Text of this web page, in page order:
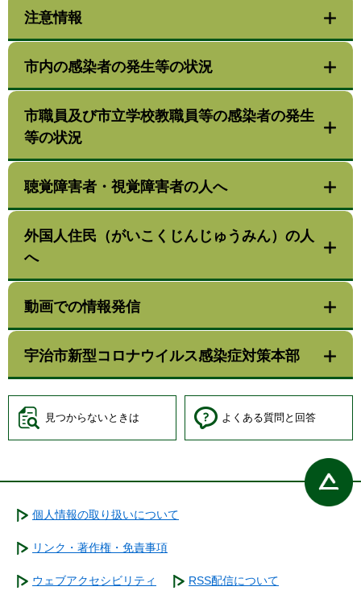
注意情報
市内の感染者の発生等の状況
市職員及び市立学校教職員等の感染者の発生
等の状況
聴覚障害者・視覚障害者の人へ
外国人住民（がいこくじんじゅうみん）の人
へ
動画での情報発信
宇治市新型コロナウイルス感染症対策本部
見つからないときは よくある質問と回答
個人情報の取り扱いについて
リンク・著作権・免責事項
ウェブアクセシビリティ RSS配信について